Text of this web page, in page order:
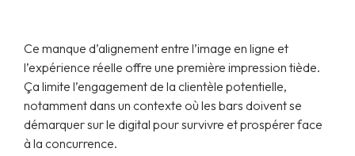
Ce manque d’alignement entre l’image en ligne et
l’expérience réelle offre une première impression tiède.
Ça limite l’engagement de la clientèle potentielle,
notamment dans un contexte où les bars doivent se
démarquer sur le digital pour survivre et prospérer face
à la concurrence.